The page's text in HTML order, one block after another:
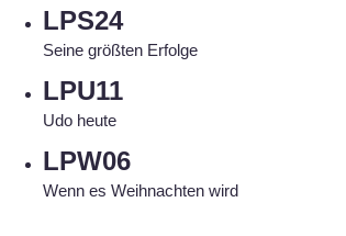
LPS24
Seine größten Erfolge
LPU11
Udo heute
LPW06
Wenn es Weihnachten wird